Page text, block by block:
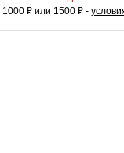
составить множество
1000 ₽ или 1500 ₽ -